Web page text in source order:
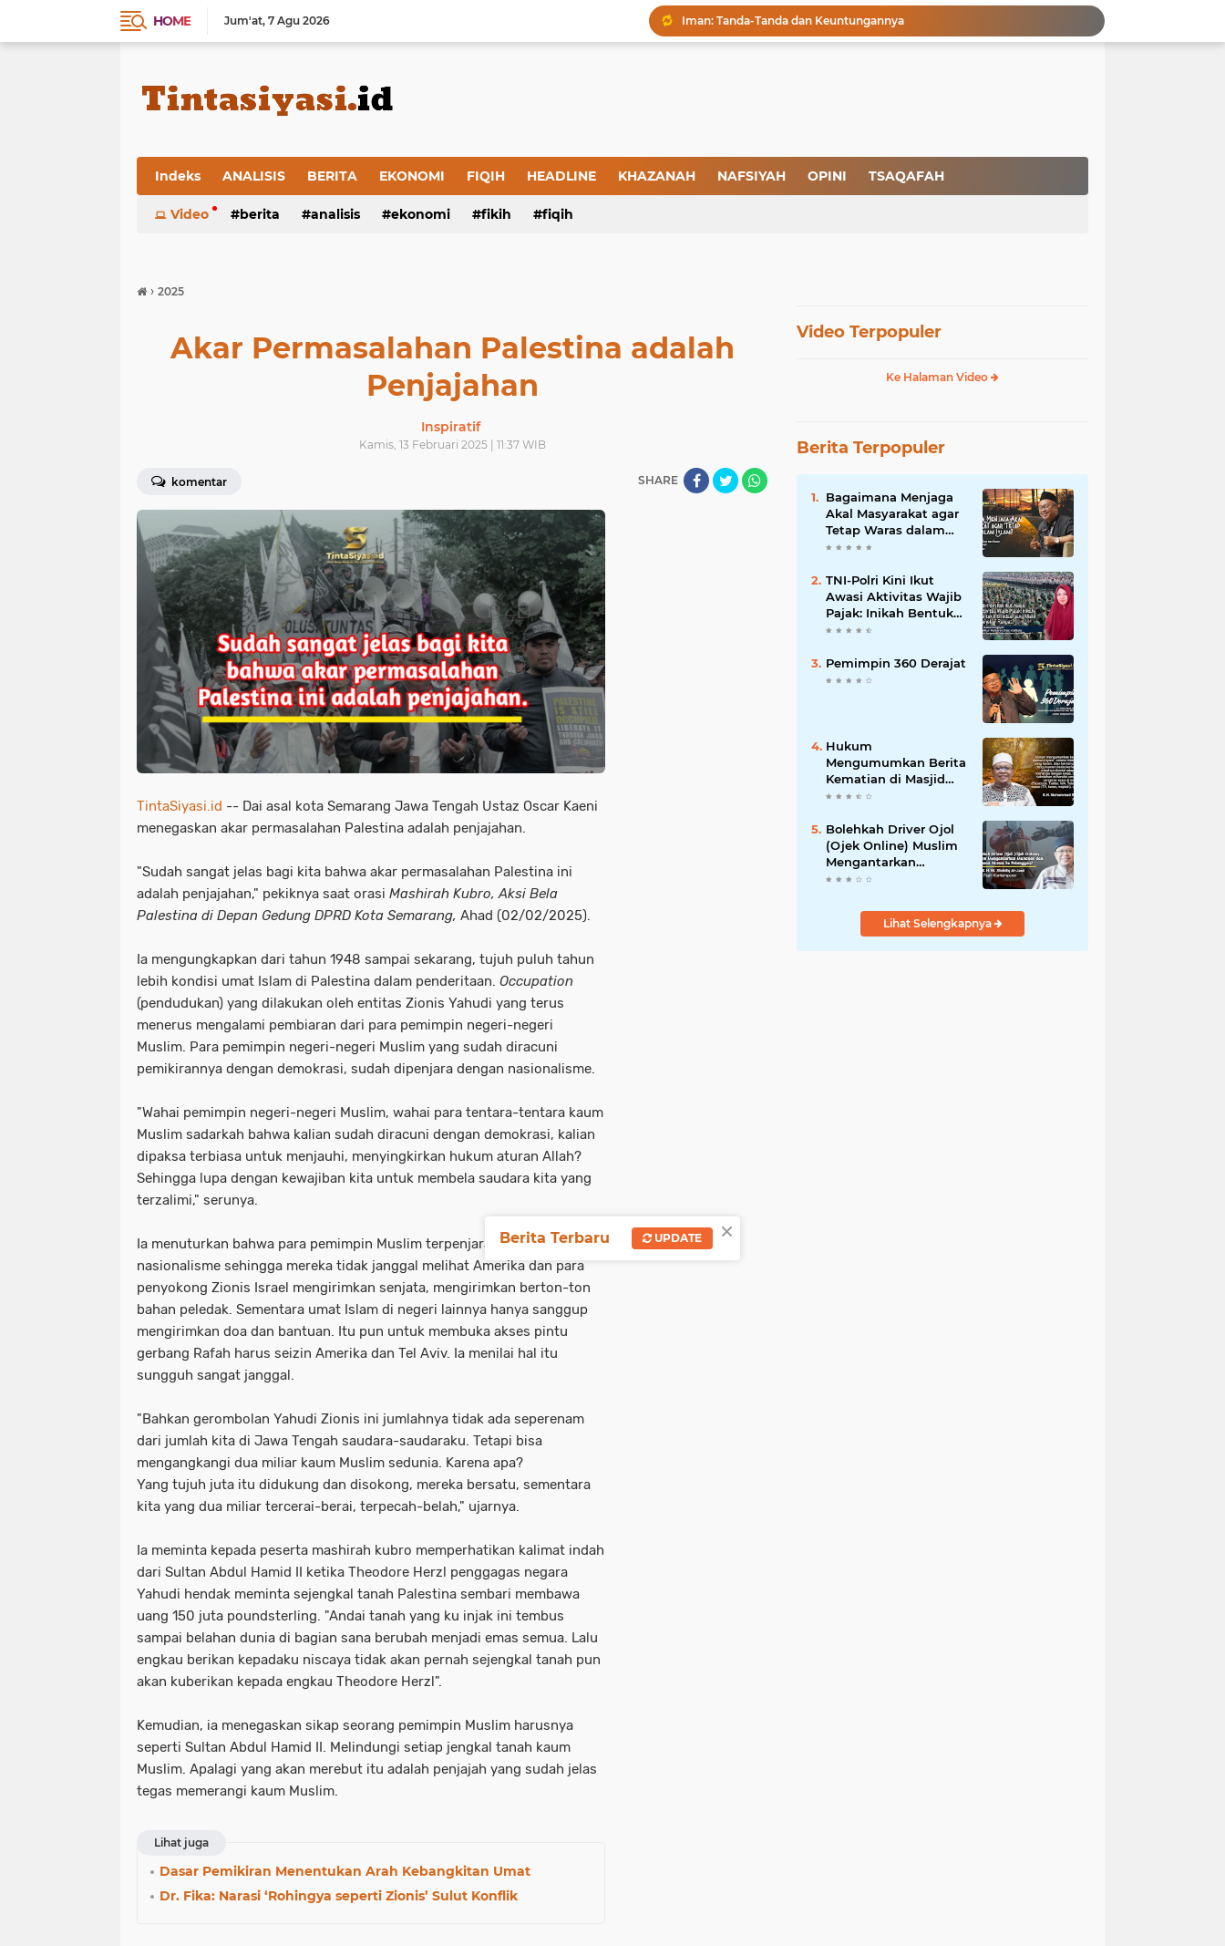
HOME Jum'at 7 Agu 2026
Tanda-Tanda Orang yang Mendapatkan Hidayah Allah SWT
Menjaga Hadis, Menjaga Peradaban
Amal yang Kosong dari Ikhlas Bagaikan Jasad Tanpa Ruh
Indeks ANALISIS BERITA EKONOMI FIQIH HEADLINE KHAZANAH NAFSIYAH OPINI TSAQAFAH
Video berita analisis ekonomi fikih fiqih
› 2025
Akar Permasalahan Palestina adalah
Penjajahan
Inspiratif
Kamis, 13 Februari 2025 | 11:37 WIB
komentar SHARE
TintaSiyasi.id -- Dai asal kota Semarang Jawa Tengah Ustaz Oscar Kaeni
menegaskan akar permasalahan Palestina adalah penjajahan.
"Sudah sangat jelas bagi kita bahwa akar permasalahan Palestina ini
adalah penjajahan," pekiknya saat orasi Mashirah Kubro, Aksi Bela
Palestina di Depan Gedung DPRD Kota Semarang, Ahad (02/02/2025).
Ia mengungkapkan dari tahun 1948 sampai sekarang, tujuh puluh tahun
lebih kondisi umat Islam di Palestina dalam penderitaan. Occupation
(pendudukan) yang dilakukan oleh entitas Zionis Yahudi yang terus
menerus mengalami pembiaran dari para pemimpin negeri-negeri
Muslim. Para pemimpin negeri-negeri Muslim yang sudah diracuni
pemikirannya dengan demokrasi, sudah dipenjara dengan nasionalisme.
"Wahai pemimpin negeri-negeri Muslim, wahai para tentara-tentara kaum
Muslim sadarkah bahwa kalian sudah diracuni dengan demokrasi, kalian
dipaksa terbiasa untuk menjauhi, menyingkirkan hukum aturan Allah?
Sehingga lupa dengan kewajiban kita untuk membela saudara kita yang
terzalimi," serunya.
Ia menuturkan bahwa para pemimpin Muslim terpenjara oleh
nasionalisme sehingga mereka tidak janggal melihat Amerika dan para
penyokong Zionis Israel mengirimkan senjata, mengirimkan berton-ton
bahan peledak. Sementara umat Islam di negeri lainnya hanya sanggup
mengirimkan doa dan bantuan. Itu pun untuk membuka akses pintu
gerbang Rafah harus seizin Amerika dan Tel Aviv. Ia menilai hal itu
sungguh sangat janggal.
"Bahkan gerombolan Yahudi Zionis ini jumlahnya tidak ada seperenam
dari jumlah kita di Jawa Tengah saudara-saudaraku. Tetapi bisa
mengangkangi dua miliar kaum Muslim sedunia. Karena apa?
Yang tujuh juta itu didukung dan disokong, mereka bersatu, sementara
kita yang dua miliar tercerai-berai, terpecah-belah," ujarnya.
Ia meminta kepada peserta mashirah kubro memperhatikan kalimat indah
dari Sultan Abdul Hamid II ketika Theodore Herzl penggagas negara
Yahudi hendak meminta sejengkal tanah Palestina sembari membawa
uang 150 juta poundsterling. "Andai tanah yang ku injak ini tembus
sampai belahan dunia di bagian sana berubah menjadi emas semua. Lalu
engkau berikan kepadaku niscaya tidak akan pernah sejengkal tanah pun
akan kuberikan kepada engkau Theodore Herzl".
Kemudian, ia menegaskan sikap seorang pemimpin Muslim harusnya
seperti Sultan Abdul Hamid II. Melindungi setiap jengkal tanah kaum
Muslim. Apalagi yang akan merebut itu adalah penjajah yang sudah jelas
tegas memerangi kaum Muslim.
Lihat juga
Dasar Pemikiran Menentukan Arah Kebangkitan Umat
Dr. Fika: Narasi ‘Rohingya seperti Zionis’ Sulut Konflik
Video Terpopuler
Ke Halaman Video
Berita Terpopuler
Bagaimana Menjaga
Akal Masyarakat agar
Tetap Waras dalam
Islam?
TNI-Polri Kini Ikut
Awasi Aktivitas Wajib
Pajak: Inikah Bentuk
Intimidasi yang Makin
Pemimpin 360 Derajat
Hukum
Mengumumkan Berita
Kematian di Masjid
dan Medsos
Bolehkah Driver Ojol
(Ojek Online) Muslim
Mengantarkan
Makanan dan
Pelanggan?
Lihat Selengkapnya
×
Berita Terbaru UPDATE